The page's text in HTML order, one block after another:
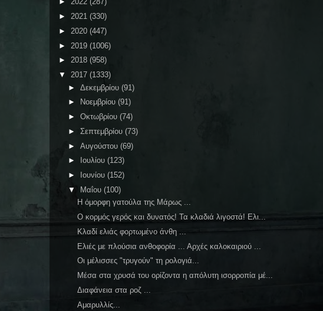
► 2021 (330)
► 2020 (447)
► 2019 (1006)
► 2018 (958)
▼ 2017 (1333)
► Δεκεμβρίου (91)
►
Νοεμβρίου (91)
► Οκτωβρίου (74)
► Σεπτεμβρίου (73)
► Αυγούστου (69)
►
Ιουλίου (123)
►
Ιουνίου (152)
▼
Μαΐου (100)
Η όμορφη γατούλα της Μάρως ...
Ο κορμός γερός και δυνατός! Τα κλαδιά λιγοστά! Ελι...
Κλαδί ελιάς φορτωμένο άνθη ...
Ελιές με πλούσια ανθοφορία ... Αρχές καλοκαιριού ...
Οι μέλισσες "τρυγούν" τη ρολογιά...
Μέσα στα χρυσά του ορίζοντα η απόλυτη ισορροπία μέ...
Διαφάνεια στα ροζ ...
Αμαρυλλίς...